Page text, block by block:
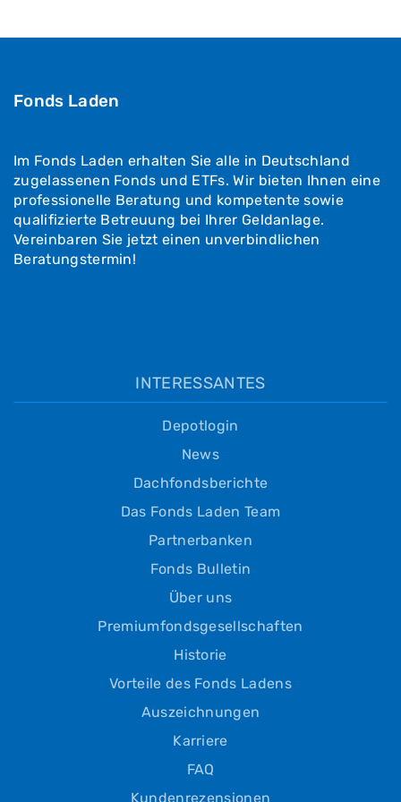
Fonds Laden
Im Fonds Laden erhalten Sie alle in Deutschland
zugelassenen Fonds und ETFs. Wir bieten Ihnen eine
professionelle Beratung und kompetente sowie
qualifizierte Betreuung bei Ihrer Geldanlage.
Vereinbaren Sie jetzt einen unverbindlichen
Beratungstermin!
INTERESSANTES
Depotlogin
News
Dachfondsberichte
Das Fonds Laden Team
Partnerbanken
Fonds Bulletin
Über uns
Premiumfondsgesellschaften
Historie
Vorteile des Fonds Ladens
Auszeichnungen
Karriere
FAQ
Kundenrezensionen